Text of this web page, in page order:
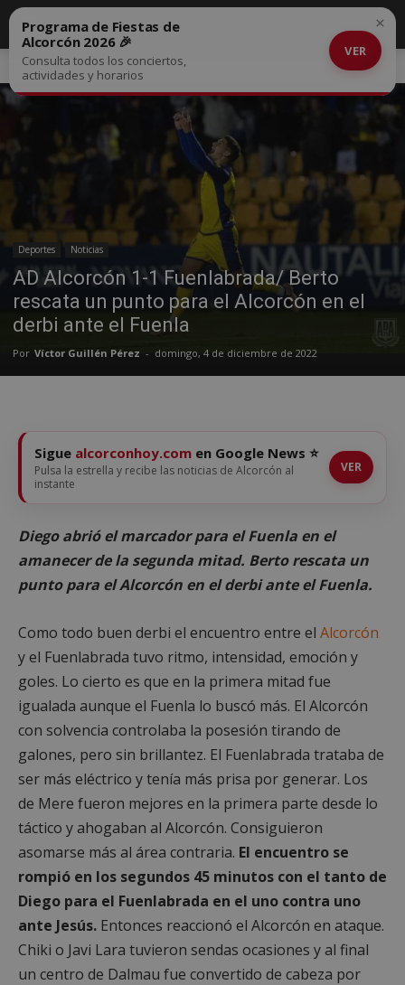
Inicio Deportes
Deportes Noticias
AD Alcorcón 1-1 Fuenlabrada/ Berto
rescata un punto para el Alcorcón en el
derbi ante el Fuenla
Por Víctor Guillén Pérez - domingo, 4 de diciembre de 2022
Programa de Fiestas de
Alcorcón 2026 🎉
Consulta todos los conciertos,
actividades y horarios
VER
×
Sigue alcorconhoy.com en Google News ⭐
Pulsa la estrella y recibe las noticias de Alcorcón al
instante
VER
Diego abrió el marcador para el Fuenla en el
amanecer de la segunda mitad. Berto rescata un
punto para el Alcorcón en el derbi ante el Fuenla.
Como todo buen derbi el encuentro entre el Alcorcón
y el Fuenlabrada tuvo ritmo, intensidad, emoción y
goles. Lo cierto es que en la primera mitad fue
igualada aunque el Fuenla lo buscó más. El Alcorcón
con solvencia controlaba la posesión tirando de
galones, pero sin brillantez. El Fuenlabrada trataba de
ser más eléctrico y tenía más prisa por generar. Los
de Mere fueron mejores en la primera parte desde lo
táctico y ahogaban al Alcorcón. Consiguieron
asomarse más al área contraria. El encuentro se
rompió en los segundos 45 minutos con el tanto de
Diego para el Fuenlabrada en el uno contra uno
ante Jesús. Entonces reaccionó el Alcorcón en ataque.
Chiki o Javi Lara tuvieron sendas ocasiones y al final
un centro de Dalmau fue convertido de cabeza por